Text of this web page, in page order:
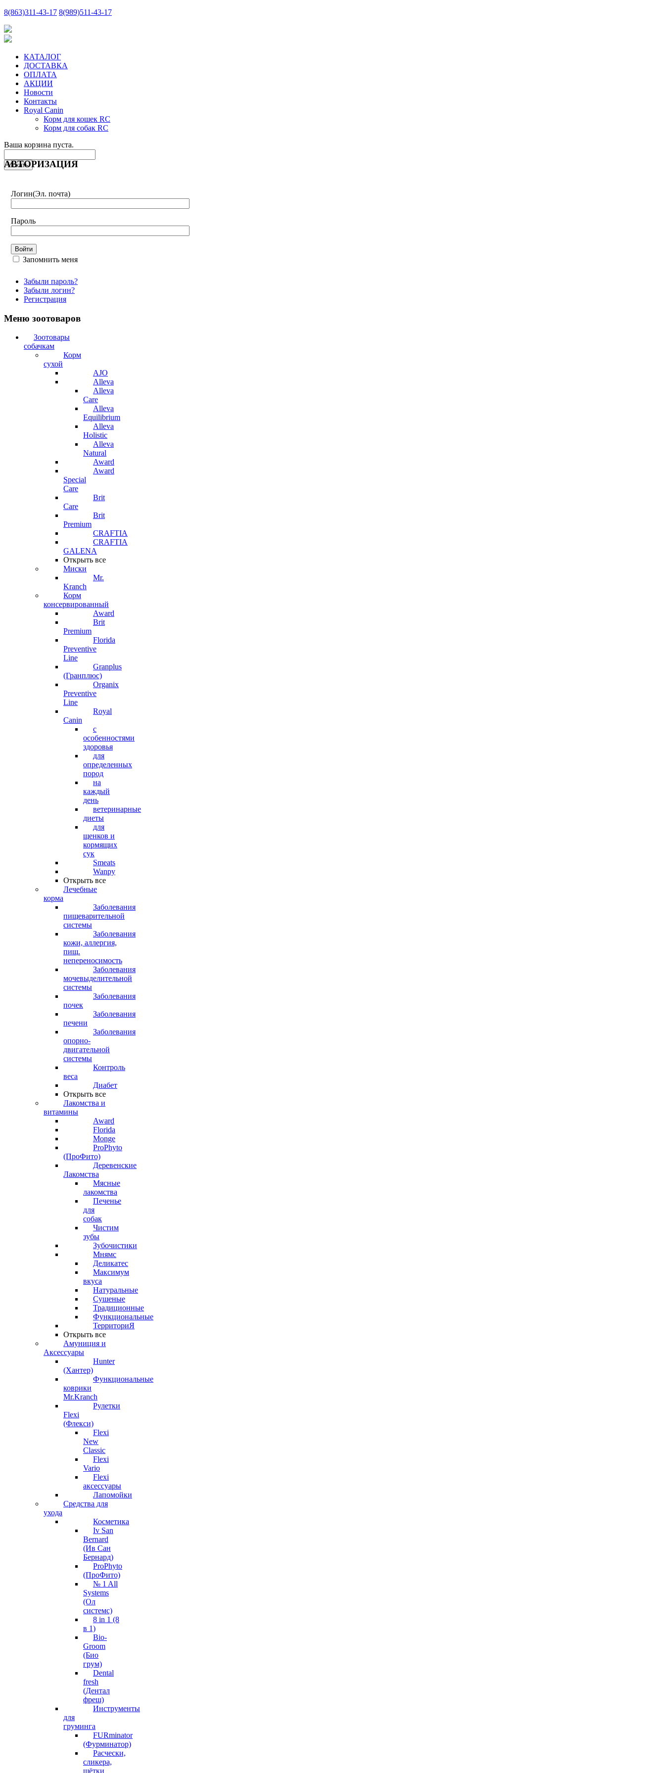
8(863)311-43-17 8(989)511-43-17
КАТАЛОГ
ДОСТАВКА
ОПЛАТА
АКЦИИ
Новости
Контакты
Royal Canin
Корм для кошек RC
Корм для собак RC
Ваша корзина пуста.
АВТОРИЗАЦИЯ
Логин(Эл. почта)
Пароль
Запомнить меня
Забыли пароль?
Забыли логин?
Регистрация
Меню зоотоваров
Зоотовары
собачкам
Корм
сухой
AJO
Alleva
Alleva
Care
Alleva
Equilibrium
Alleva
Holistic
Alleva
Natural
Award
Award
Special
Care
Brit
Care
Brit
Premium
CRAFTIA
CRAFTIA
GALENA
Открыть все
Миски
Mr.
Kranch
Корм
консервированный
Award
Brit
Premium
Florida
Preventive
Line
Granplus
(Гранплюс)
Organix
Preventive
Line
Royal
Canin
с
особенностями
здоровья
для
определенных
пород
на
каждый
день
ветеринарные
диеты
для
щенков и
кормящих
сук
Smeats
Wanpy
Открыть все
Лечебные
корма
Заболевания
пищеварительной
системы
Заболевания
кожи, аллергия,
пищ.
непереносимость
Заболевания
мочевыделительной
системы
Заболевания
почек
Заболевания
печени
Заболевания
опорно-
двигательной
системы
Контроль
веса
Диабет
Открыть все
Лакомства и
витамины
Award
Florida
Monge
ProPhyto
(ПроФито)
Деревенские
Лакомства
Мясные
лакомства
Печенье
для
собак
Чистим
зубы
Зубочистики
Мнямс
Деликатес
Максимум
вкуса
Натуральные
Сушеные
Традиционные
Функциональные
ТерриториЯ
Открыть все
Амуниция и
Аксессуары
Hunter
(Хантер)
Функциональные
коврики
Mr.Kranch
Рулетки
Flexi
(Флекси)
Flexi
New
Classic
Flexi
Vario
Flexi
аксессуары
Лапомойки
Средства для
ухода
Косметика
Iv San
Bernard
(Ив Сан
Бернард)
ProPhyto
(ПроФито)
№ 1 All
Systems
(Ол
системс)
8 in 1 (8
в 1)
Bio-
Groom
(Био
грум)
Dental
fresh
(Дентал
фреш)
Инструменты
для
груминга
FURminator
(Фурминатор)
Расчески,
сликера,
щётки